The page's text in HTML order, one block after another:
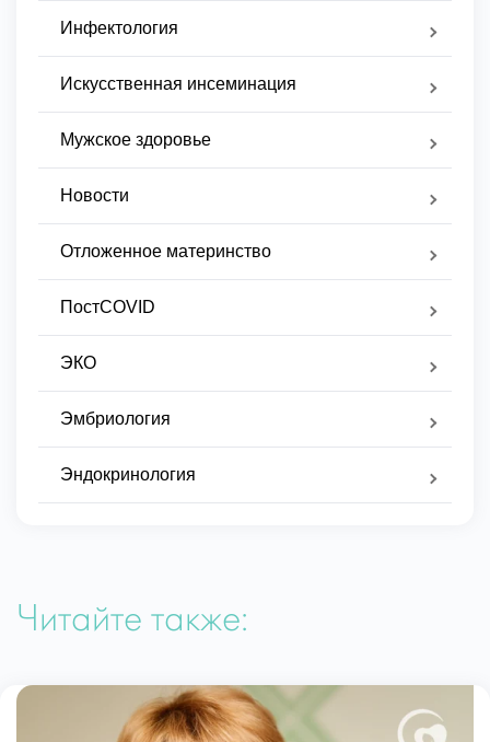
Инфектология
Искусственная инсеминация
Мужское здоровье
Новости
Отложенное материнство
ПостCOVID
ЭКО
Эмбриология
Эндокринология
Читайте также: